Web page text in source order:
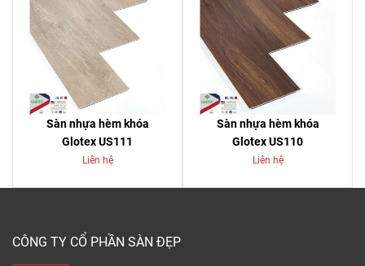
Sàn nhựa hèm khóa
Glotex US111
Liên hệ
Sàn nhựa hèm khóa
Glotex US110
Liên hệ
CÔNG TY CỔ PHẦN SÀN ĐẸP